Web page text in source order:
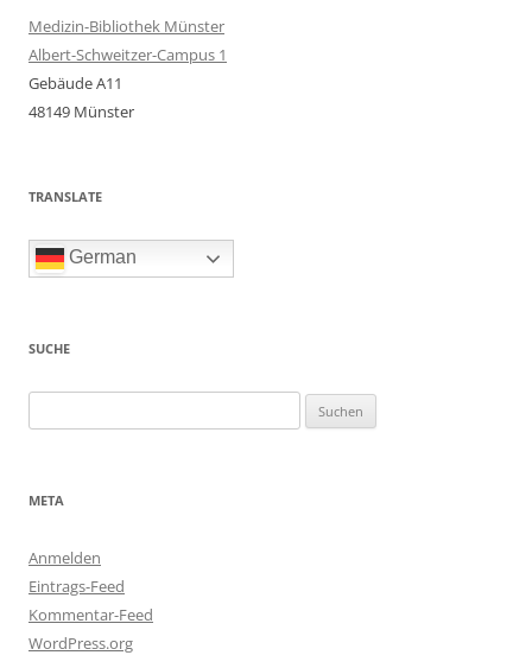
Medizin-Bibliothek Münster
Albert-Schweitzer-Campus 1
Gebäude A11
48149 Münster
TRANSLATE
German
SUCHE
nach:
META
Anmelden
Eintrags-Feed
Kommentar-Feed
WordPress.org